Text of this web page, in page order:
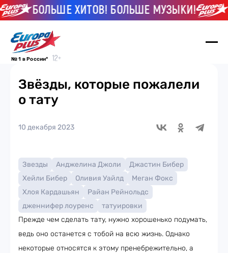
БОЛЬШЕ ХИТОВ! БОЛЬШЕ МУЗЫКИ!
№ 1 в России*
Звёзды, которые пожалели
о тату
10 декабря 2023
Звезды Анджелина Джоли
Джастин Бибер
Хейли Бибер
Оливия Уайлд
Меган Фокс
Хлоя Кардашьян
Райан Рейнольдс
дженнифер лоуренс
татуировки
Прежде чем сделать тату, нужно хорошенько подумать,
ведь оно останется с тобой на всю жизнь. Однако
некоторые относятся к этому пренебрежительно, а